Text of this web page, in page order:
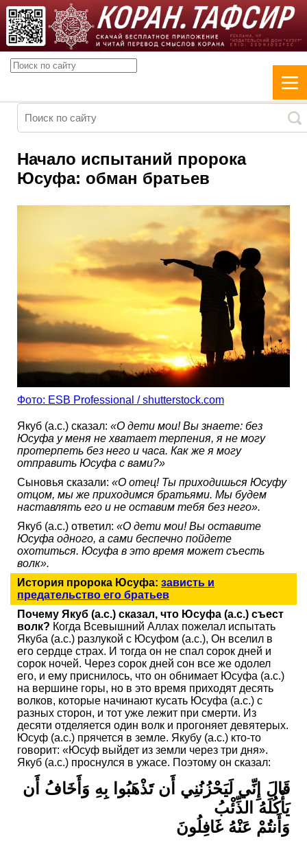
Начало испытаний пророка
Юсуфа: обман братьев
Фото: ESB Professional / shutterstock.com
Якуб (а.с.) сказал: «О дети мои! Вы знаете: без
Юсуфа у меня не хватает терпения, я не могу
протерпеть без него и часа. Как же я могу
отправить Юсуфа с вами?»
Сыновья сказали: «О отец! Ты приходишься Юсуфу
отцом, мы же приходимся братьями. Мы будем
наставлять его и не оставим тебя без него».
Якуб (а.с.) ответил: «О дети мои! Вы оставите
Юсуфа одного, а сами беспечно пойдете
охотиться. Юсуфа в это время может съесть
волк».
История пророка Юсуфа: зависть и
предательство его братьев
Почему Якуб (а.с.) сказал, что Юсуфа (а.с.) съест
волк? Когда Всевышний Аллах пожелал испытать
Якуба (а.с.) разлукой с Юсуфом (а.с.), Он вселил в
его сердце страх. И тогда он не спал сорок дней и
сорок ночей. Через сорок дней сон все же одолел
его, и ему приснилось, что он обнимает Юсуфа (а.с.)
на вершине горы, но в это время приходят десять
волков, которые начинают кусать Юсуфа (а.с.) с
разных сторон, и тот уже лежит при смерти. Из
десяти отделяется один волк и прогоняет девятерых.
Юсуф (а.с.) прячется в земле. Якубу (а.с.) кто-то
говорит: «Юсуф выйдет из земли через три дня».
Якуб (а.с.) проснулся в ужасе. Поэтому он сказал:
قَالَ إِنِّي لَيَحْزُنُنِي أَن تَذْهَبُوا بِهِ وَأَخَافُ أَن
يَأْكُلَهُ الذِّئْبُ
وَأَنتُمْ عَنْهُ غَافِلُونَ